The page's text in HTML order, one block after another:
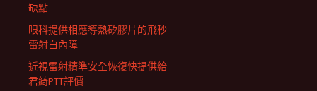
缺點
眼科提供相應導熱矽膠片的飛秒
雷射白內障
近視雷射精準安全恢復快提供給
君綺PTT評價